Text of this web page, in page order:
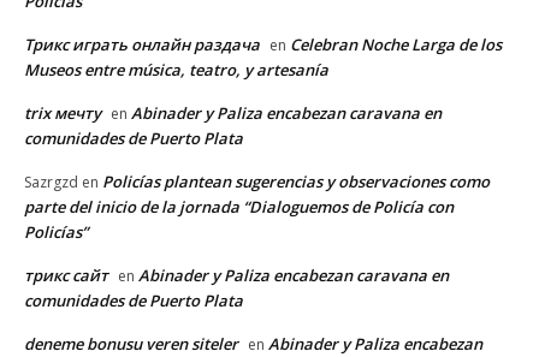
Трикс играть онлайн раздача en Celebran Noche Larga de los
Museos entre música, teatro, y artesanía
trix мечту en Abinader y Paliza encabezan caravana en
comunidades de Puerto Plata
Sazrgzd en Policías plantean sugerencias y observaciones como
parte del inicio de la jornada “Dialoguemos de Policía con
Policías”
трикс сайт en Abinader y Paliza encabezan caravana en
comunidades de Puerto Plata
deneme bonusu veren siteler en Abinader y Paliza encabezan